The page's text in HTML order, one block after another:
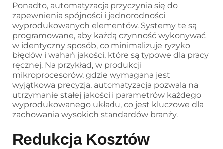
Ponadto, automatyzacja przyczynia się do
zapewnienia spójności i jednorodności
wyprodukowanych elementów. Systemy te są
programowane, aby każdą czynność wykonywać
w identyczny sposób, co minimalizuje ryzyko
błędów i wahań jakości, które są typowe dla pracy
ręcznej. Na przykład, w produkcji
mikroprocesorów, gdzie wymagana jest
wyjątkowa precyzja, automatyzacja pozwala na
utrzymanie stałej jakości i parametrów każdego
wyprodukowanego układu, co jest kluczowe dla
zachowania wysokich standardów branży.
Redukcja Kosztów